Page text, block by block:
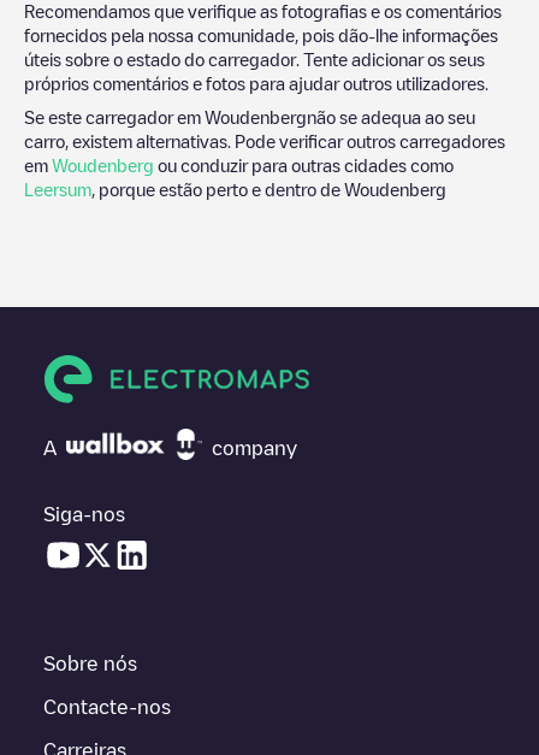
Recomendamos que verifique as fotografias e os comentários
fornecidos pela nossa comunidade, pois dão-lhe informações
úteis sobre o estado do carregador. Tente adicionar os seus
próprios comentários e fotos para ajudar outros utilizadores.
Se este carregador em Woudenbergnão se adequa ao seu
carro, existem alternativas. Pode verificar outros carregadores
em Woudenberg ou conduzir para outras cidades como
Leersum , porque estão perto e dentro de Woudenberg
A company
Siga-nos
Sobre nós
Contacte-nos
Carreiras